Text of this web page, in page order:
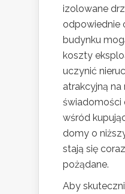
izolowane
odpowiednie
budynku
koszty
uczynić
atrakcyjną na
świadomości
wśród
domy o
stają się
pożądane.
Aby